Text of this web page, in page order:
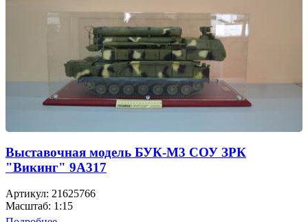
Выставочная модель БУК-М3 СОУ ЗРК
"Викинг" 9А317
Артикул: 21625766
Масштаб: 1:15